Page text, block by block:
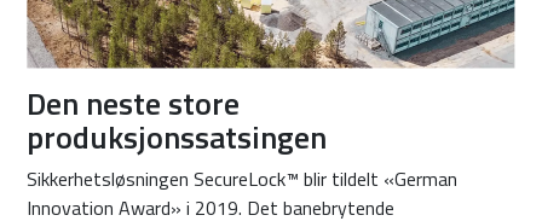
Den neste store
produksjonssatsingen
Sikkerhetsløsningen SecureLock™ blir tildelt «German
Innovation Award» i 2019. Det banebrytende